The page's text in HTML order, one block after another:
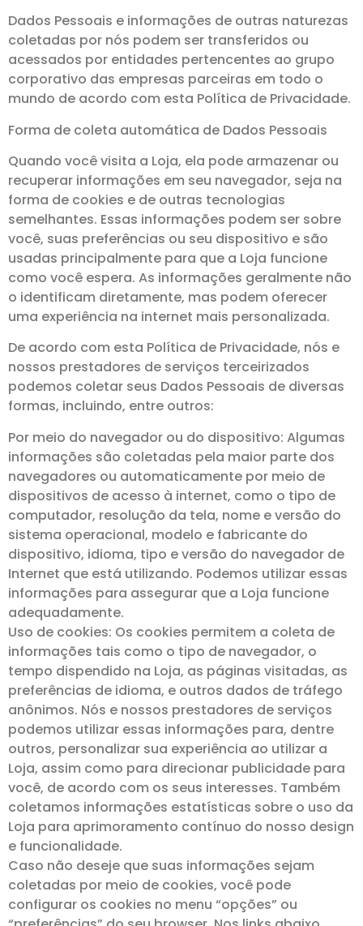
Dados Pessoais e informações de outras naturezas
coletadas por nós podem ser transferidos ou
acessados por entidades pertencentes ao grupo
corporativo das empresas parceiras em todo o
mundo de acordo com esta Política de Privacidade.
Forma de coleta automática de Dados Pessoais
Quando você visita a Loja, ela pode armazenar ou
recuperar informações em seu navegador, seja na
forma de cookies e de outras tecnologias
semelhantes. Essas informações podem ser sobre
você, suas preferências ou seu dispositivo e são
usadas principalmente para que a Loja funcione
como você espera. As informações geralmente não
o identificam diretamente, mas podem oferecer
uma experiência na internet mais personalizada.
De acordo com esta Política de Privacidade, nós e
nossos prestadores de serviços terceirizados
podemos coletar seus Dados Pessoais de diversas
formas, incluindo, entre outros:
Por meio do navegador ou do dispositivo: Algumas
informações são coletadas pela maior parte dos
navegadores ou automaticamente por meio de
dispositivos de acesso à internet, como o tipo de
computador, resolução da tela, nome e versão do
sistema operacional, modelo e fabricante do
dispositivo, idioma, tipo e versão do navegador de
Internet que está utilizando. Podemos utilizar essas
informações para assegurar que a Loja funcione
adequadamente.
Uso de cookies: Os cookies permitem a coleta de
informações tais como o tipo de navegador, o
tempo dispendido na Loja, as páginas visitadas, as
preferências de idioma, e outros dados de tráfego
anônimos. Nós e nossos prestadores de serviços
podemos utilizar essas informações para, dentre
outros, personalizar sua experiência ao utilizar a
Loja, assim como para direcionar publicidade para
você, de acordo com os seus interesses. Também
coletamos informações estatísticas sobre o uso da
Loja para aprimoramento contínuo do nosso design
e funcionalidade.
Caso não deseje que suas informações sejam
coletadas por meio de cookies, você pode
configurar os cookies no menu “opções” ou